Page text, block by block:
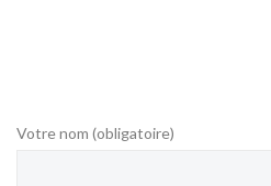
Votre nom (obligatoire)